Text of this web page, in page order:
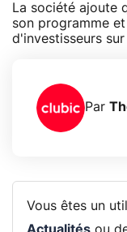
La société ajoute
son programme
d'investisseurs
Par
Vous êtes un